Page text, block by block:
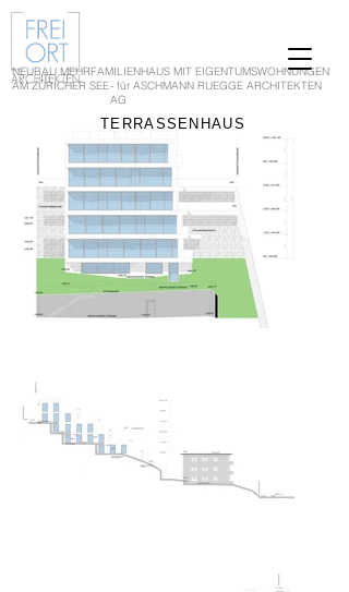
TERRASSENHAUS
NEUBAU MEHRFAMILIENHAUS MIT EIGENTUMSWOHNUNGEN
AM ZÜRICHER SEE- für ASCHMANN RUEGGE ARCHITEKTEN
AG